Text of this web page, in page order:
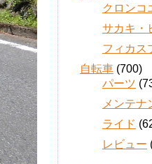
クロンコ
サカキ・
フィカス
自転車 (700)
パーツ
メンテナ
ライド
レビュー